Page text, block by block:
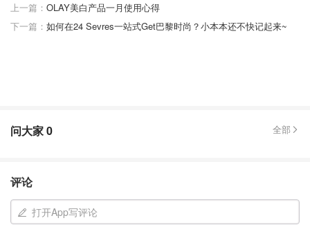
上一篇： OLAY美白产品一月使用心得
下一篇： 如何在24 Sevres一站式Get巴黎时尚？小本本还不快记起来~
问大家0 全部
评论
打开App写评论